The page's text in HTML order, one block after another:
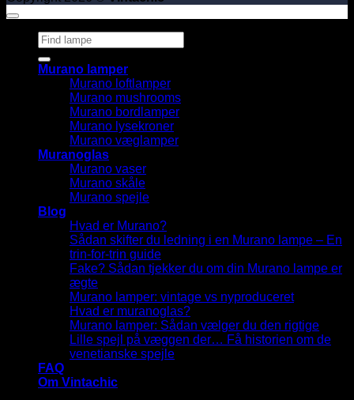
Søg
efter:
Murano lamper
Murano loftlamper
Murano mushrooms
Murano bordlamper
Murano lysekroner
Murano væglamper
Muranoglas
Murano vaser
Murano skåle
Murano spejle
Blog
Hvad er Murano?
Sådan skifter du ledning i en Murano lampe – En
trin-for-trin guide
Fake? Sådan tjekker du om din Murano lampe er
ægte
Murano lamper: vintage vs nyproduceret
Hvad er muranoglas?
Murano lamper: Sådan vælger du den rigtige
Lille spejl på væggen der… Få historien om de
venetianske spejle
FAQ
Om Vintachic